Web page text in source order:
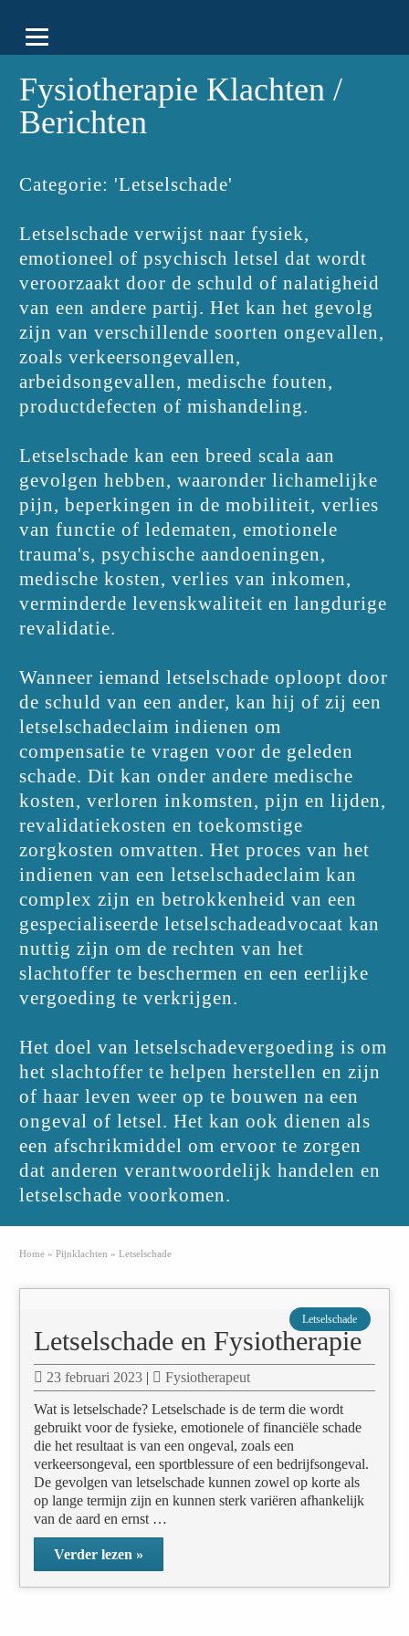
Fysiotherapie Klachten /
Berichten
Categorie: 'Letselschade'
Letselschade verwijst naar fysiek,
emotioneel of psychisch letsel dat wordt
veroorzaakt door de schuld of nalatigheid
van een andere partij. Het kan het gevolg
zijn van verschillende soorten ongevallen,
zoals verkeersongevallen,
arbeidsongevallen, medische fouten,
productdefecten of mishandeling.
Letselschade kan een breed scala aan
gevolgen hebben, waaronder lichamelijke
pijn, beperkingen in de mobiliteit, verlies
van functie of ledematen, emotionele
trauma's, psychische aandoeningen,
medische kosten, verlies van inkomen,
verminderde levenskwaliteit en langdurige
revalidatie.
Wanneer iemand letselschade oploopt door
de schuld van een ander, kan hij of zij een
letselschadeclaim indienen om
compensatie te vragen voor de geleden
schade. Dit kan onder andere medische
kosten, verloren inkomsten, pijn en lijden,
revalidatiekosten en toekomstige
zorgkosten omvatten. Het proces van het
indienen van een letselschadeclaim kan
complex zijn en betrokkenheid van een
gespecialiseerde letselschadeadvocaat kan
nuttig zijn om de rechten van het
slachtoffer te beschermen en een eerlijke
vergoeding te verkrijgen.
Het doel van letselschadevergoeding is om
het slachtoffer te helpen herstellen en zijn
of haar leven weer op te bouwen na een
ongeval of letsel. Het kan ook dienen als
een afschrikmiddel om ervoor te zorgen
dat anderen verantwoordelijk handelen en
letselschade voorkomen.
Home » Pijnklachten » Letselschade
Letselschade
Letselschade en Fysiotherapie
23 februari 2023 | Fysiotherapeut
Wat is letselschade? Letselschade is de term die wordt
gebruikt voor de fysieke, emotionele of financiële schade
die het resultaat is van een ongeval, zoals een
verkeersongeval, een sportblessure of een bedrijfsongeval.
De gevolgen van letselschade kunnen zowel op korte als
op lange termijn zijn en kunnen sterk variëren afhankelijk
van de aard en ernst …
Verder lezen »